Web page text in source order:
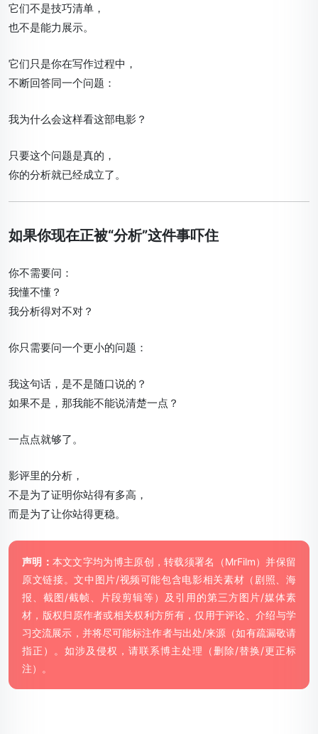
它们不是技巧清单，
也不是能力展示。
它们只是你在写作过程中，
不断回答同一个问题：
我为什么会这样看这部电影？
只要这个问题是真的，
你的分析就已经成立了。
如果你现在正被“分析”这件事吓住
你不需要问：
我懂不懂？
我分析得对不对？
你只需要问一个更小的问题：
我这句话，是不是随口说的？
如果不是，那我能不能说清楚一点？
一点点就够了。
影评里的分析，
不是为了证明你站得有多高，
而是为了让你站得更稳。
声明： 本文文字均为博主原创，转载须署名（MrFilm）并保留
原文链接。文中图片/视频可能包含电影相关素材（剧照、海
报、截图/截帧、片段剪辑等）及引用的第三方图片/媒体素
材，版权归原作者或相关权利方所有，仅用于评论、介绍与学
习交流展示，并将尽可能标注作者与出处/来源（如有疏漏敬请
指正）。如涉及侵权，请联系博主处理（删除/替换/更正标
注）。